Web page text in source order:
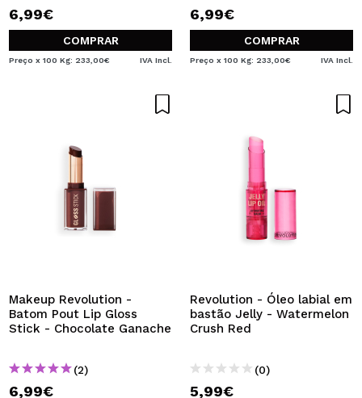
6,99€
COMPRAR
Preço x 100 Kg: 233,00€ IVA Incl.
6,99€
COMPRAR
Preço x 100 Kg: 233,00€ IVA Incl.
Makeup Revolution -
Batom Pout Lip Gloss
Stick - Chocolate Ganache
(2)
6,99€
Revolution - Óleo labial em
bastão Jelly - Watermelon
Crush Red
(0)
5,99€